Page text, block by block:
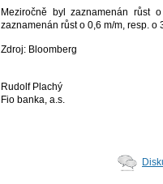
Meziročně byl zaznamenán růst
zaznamenán růst o 0,6 m/m, resp. o
Zdroj: Bloomberg
Rudolf Plachý
Fio banka, a.s.